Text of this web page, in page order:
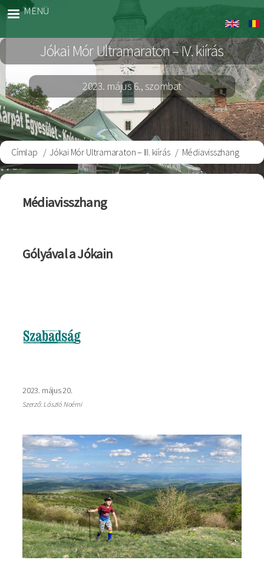
Maraton
MENÜ
Jókai Mór Ultramaraton – IV. kiírás
2023. május 6., szombat
Morzsa
Címlap Jókai Mór Ultramaraton – III. kiírás Médiavisszhang
Médiavisszhang
Gólyával a Jókain
2023. május 20.
Szerző: László Noémi